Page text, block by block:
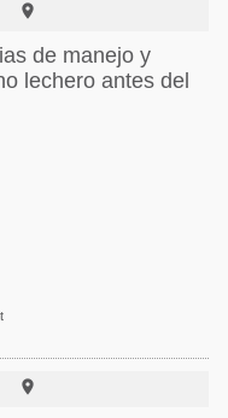

de manejo y
lechero antes del
